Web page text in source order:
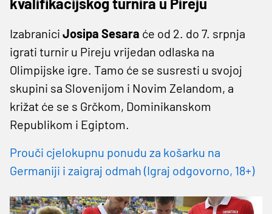
Izabranici Josipa Sesara će od 2. do 7. srpnja
igrati turnir u Pireju vrijedan odlaska na
Olimpijske igre. Tamo će se susresti u svojoj
skupini sa Slovenijom i Novim Zelandom, a
križat će se s Grčkom, Dominikanskom
Republikom i Egiptom.
Prouči cjelokupnu ponudu za košarku na
Germaniji i zaigraj odmah (Igraj odgovorno, 18+)